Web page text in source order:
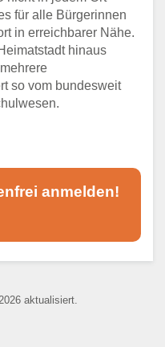
für alle Bürgerinnen
in erreichbarer Nähe.
hinaus
so vom bundesweit
anmelden!
ist nicht
aktualisiert.